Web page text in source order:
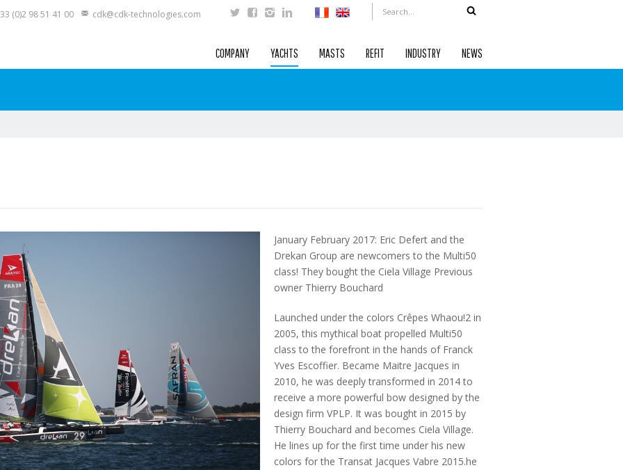
(0)2 98 51 41 00 cdk@cdk-technologies.com
COMPANY YACHTS MASTS REFIT INDUSTRY NEWS
January February 2017: Eric Defert and the
Drekan Group are newcomers to the Multi50
class! They bought the Ciela Village Previous
owner Thierry Bouchard
Launched under the colors Crêpes Whaou!2 in
2005, this mythical boat propelled Multi50
class to the forefront in the hands of Franck
Yves Escoffier. Became Maitre Jacques in
2010, he was deeply transformed in 2014 to
receive a more powerful bow designed by the
design firm VPLP. It was bought in 2015 by
Thierry Bouchard and becomes Ciela Village.
He lines up for the first time under his new
colors for the Transat Jacques Vabre 2015.he